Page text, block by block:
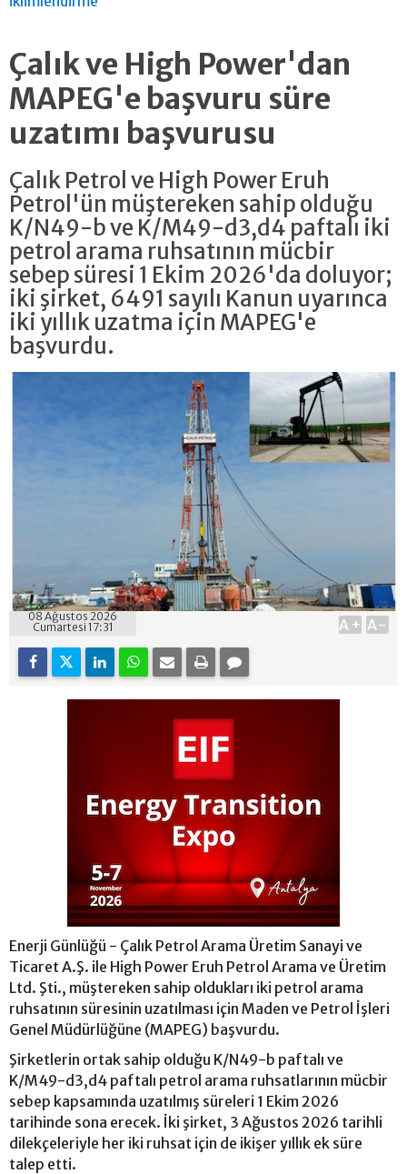
Çalık ve High Power'dan
MAPEG'e başvuru süre
uzatımı başvurusu
Çalık Petrol ve High Power Eruh
Petrol'ün müştereken sahip olduğu
K/N49-b ve K/M49-d3,d4 paftalı iki
petrol arama ruhsatının mücbir
sebep süresi 1 Ekim 2026'da doluyor;
iki şirket, 6491 sayılı Kanun uyarınca
iki yıllık uzatma için MAPEG'e
başvurdu.
08 Ağustos 2026
Cumartesi 17:31
A+ A-
Enerji Günlüğü - Çalık Petrol Arama Üretim Sanayi ve
Ticaret A.Ş. ile High Power Eruh Petrol Arama ve Üretim
Ltd. Şti., müştereken sahip oldukları iki petrol arama
ruhsatının süresinin uzatılması için Maden ve Petrol İşleri
Genel Müdürlüğüne (MAPEG) başvurdu.
Şirketlerin ortak sahip olduğu K/N49-b paftalı ve
K/M49-d3,d4 paftalı petrol arama ruhsatlarının mücbir
sebep kapsamında uzatılmış süreleri 1 Ekim 2026
tarihinde sona erecek. İki şirket, 3 Ağustos 2026 tarihli
dilekçeleriyle her iki ruhsat için de ikişer yıllık ek süre
talep etti.